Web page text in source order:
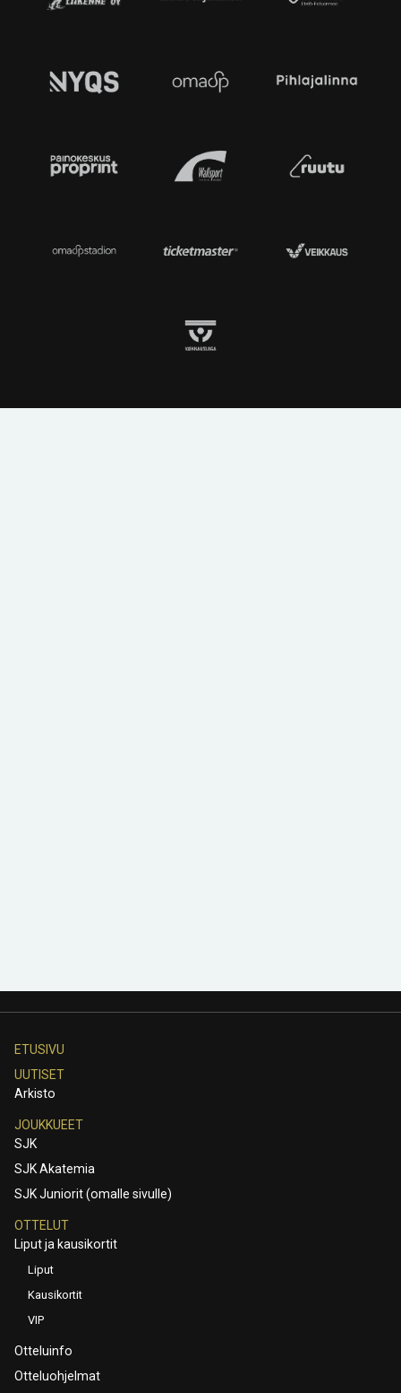
ETUSIVU
UUTISET
Arkisto
JOUKKUEET
SJK
SJK Akatemia
SJK Juniorit (omalle sivulle)
OTTELUT
Liput ja kausikortit
Liput
Kausikortit
VIP
Otteluinfo
Otteluohjelmat